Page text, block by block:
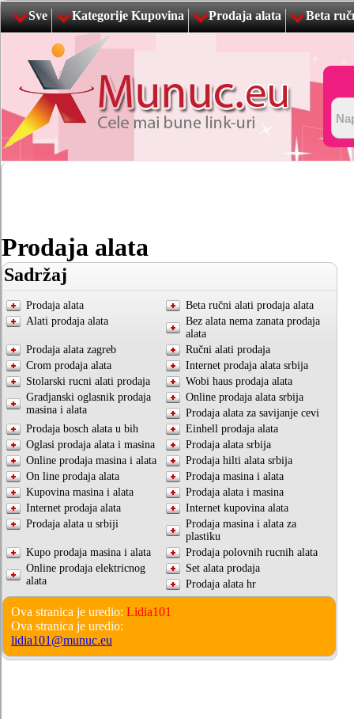
Sve Kategorije Kupovina Prodaja alata Beta
Prodaja alata
Sadržaj
Prodaja alata
Beta ručni alati prodaja alata
Alati prodaja alata
Bez alata nema zanata prodaja
alata
Prodaja alata zagreb
Ručni alati prodaja
Crom prodaja alata
Internet prodaja alata srbija
Stolarski rucni alati prodaja
Wobi haus prodaja alata
Gradjanski oglasnik prodaja
masina i alata
Online prodaja alata srbija
Prodaja alata za savijanje cevi
Prodaja bosch alata u bih
Einhell prodaja alata
Oglasi prodaja alata i masina
Prodaja alata srbija
Online prodaja masina i alata
Prodaja hilti alata srbija
On line prodaja alata
Prodaja masina i alata
Kupovina masina i alata
Prodaja alata i masina
Internet prodaja alata
Internet kupovina alata
Prodaja alata u srbiji
Prodaja masina i alata za
plastiku
Kupo prodaja masina i alata
Prodaja polovnih rucnih alata
Online prodaja elektricnog
alata
Set alata prodaja
Prodaja alata hr
Ova stranica je uredio: Lidia101
Ova stranica je uredio:
lidia101@munuc.eu